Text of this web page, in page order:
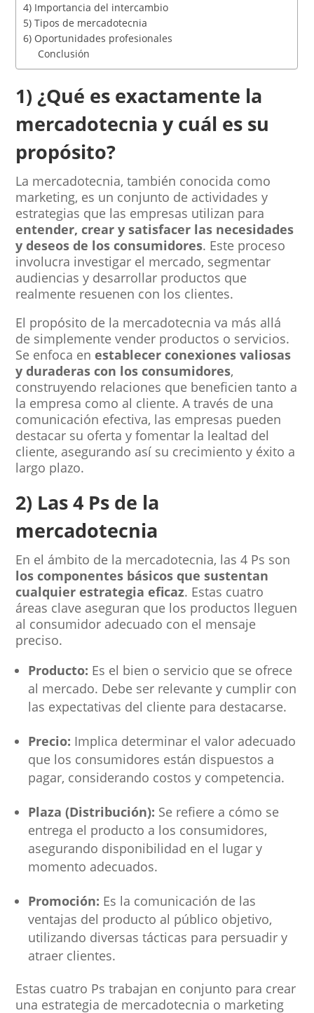
4) Importancia del intercambio
5) Tipos de mercadotecnia
6) Oportunidades profesionales
Conclusión
1) ¿Qué es exactamente la
mercadotecnia y cuál es su
propósito?
La mercadotecnia, también conocida como
marketing, es un conjunto de actividades y
estrategias que las empresas utilizan para
entender, crear y satisfacer las necesidades
y deseos de los consumidores. Este proceso
involucra investigar el mercado, segmentar
audiencias y desarrollar productos que
realmente resuenen con los clientes.
El propósito de la mercadotecnia va más allá
de simplemente vender productos o servicios.
Se enfoca enestablecer conexiones valiosas
y duraderas con los consumidores,
construyendo relaciones que beneficien tanto a
la empresa como al cliente. A través de una
comunicación efectiva, las empresas pueden
destacar su oferta y fomentar la lealtad del
cliente, asegurando así su crecimiento y éxito a
largo plazo.
2) Las 4 Ps de la
mercadotecnia
En el ámbito de la mercadotecnia, las 4 Ps son
los componentes básicos que sustentan
cualquier estrategia eficaz. Estas cuatro
áreas clave aseguran que los productos lleguen
al consumidor adecuado con el mensaje
preciso.
Producto: Es el bien o servicio que se ofrece
al mercado. Debe ser relevante y cumplir con
las expectativas del cliente para destacarse.
Precio: Implica determinar el valor adecuado
que los consumidores están dispuestos a
pagar, considerando costos y competencia.
Plaza (Distribución): Se refiere a cómo se
entrega el producto a los consumidores,
asegurando disponibilidad en el lugar y
momento adecuados.
Promoción: Es la comunicación de las
ventajas del producto al público objetivo,
utilizando diversas tácticas para persuadir y
atraer clientes.
Estas cuatro Ps trabajan en conjunto para crear
una estrategia de mercadotecnia o marketing